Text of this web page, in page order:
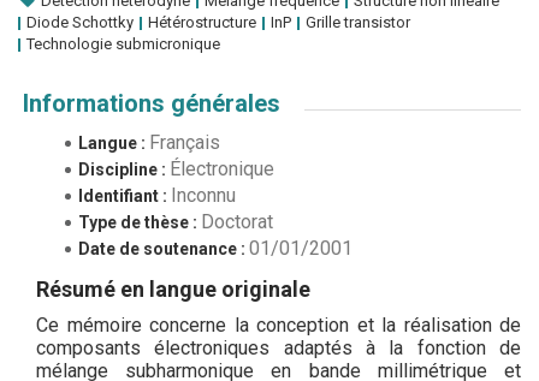
Diode Schottky
Hétérostructure InP
Grille transistor
Technologie submicronique
Informations générales
Langue : Français
Discipline : Électronique
Identifiant : Inconnu
Type de thèse : Doctorat
Date de soutenance : 01/01/2001
Résumé en langue originale
Ce mémoire concerne la conception et la réalisation de
composants électroniques adaptés à la fonction de
mélange subharmonique en bande millimétrique et